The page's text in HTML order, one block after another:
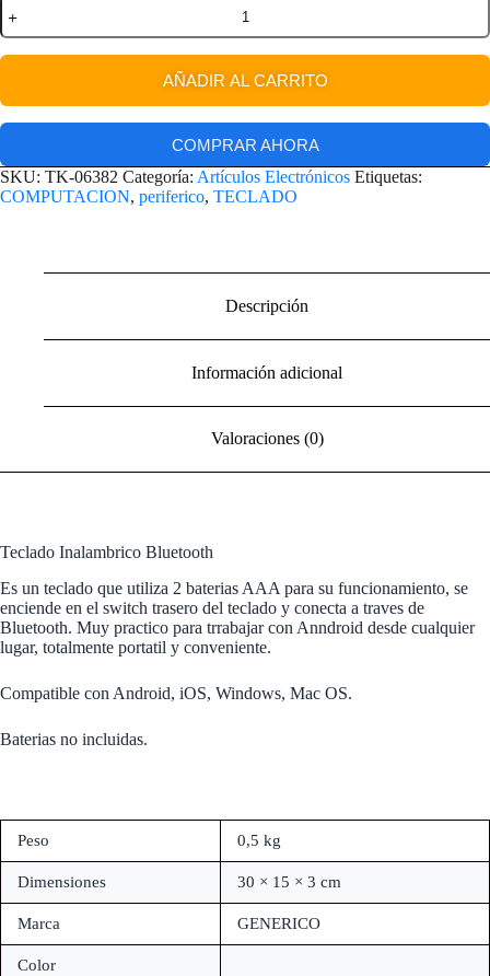
AÑADIR AL CARRITO
COMPRAR AHORA
SKU: TK-06382 Categoría: Artículos Electrónicos Etiquetas:
COMPUTACION, periferico, TECLADO
Descripción
Información adicional
Valoraciones (0)
Teclado Inalambrico Bluetooth
Es un teclado que utiliza 2 baterias AAA para su funcionamiento, se
enciende en el switch trasero del teclado y conecta a traves de
Bluetooth. Muy practico para trrabajar con Anndroid desde cualquier
lugar, totalmente portatil y conveniente.
Compatible con Android, iOS, Windows, Mac OS.
Baterias no incluidas.
Peso 0,5 kg
Dimensiones 30 × 15 × 3 cm
Marca GENERICO
Color